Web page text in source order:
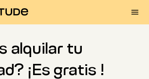
alquilar tu
¡Es gratis !